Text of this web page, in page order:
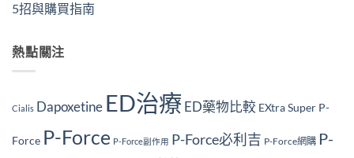
5招與購買指南
熱點關注
Cialis Dapoxetine ED治療ED藥物比較 EXtra Super P-
Force P-Force P-Force副作用 P-Force必利吉 P-Force網購 P-